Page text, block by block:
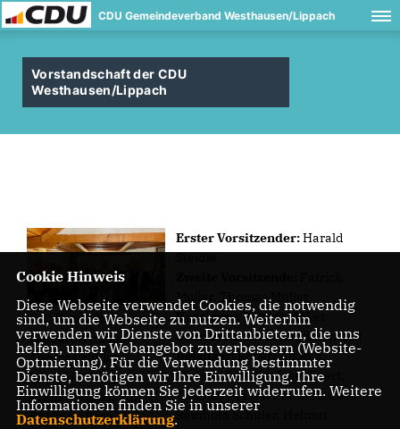
CDU Gemeindeverband Westhausen/Lippach
Vorstandschaft der CDU
Westhausen/Lippach
v. l.: Benedikt Erhard,
Helmut Wimmer,
Thomas Müller,
Winfried Krieger,
Frank Hauber, Tim
Bückner, Rose
Erster Vorsitzender:Harald
Steidle
Müller, Thomas Müller
Kassierer: Patrick Müller
Schriftführer:Benedikt Erhard
Beisitzer:Robert Allocca,
Michael Bölstler, Josef Ebert,
Thomas Graser, Frank Hauber,
Reinhold Schüler, Helmut
Cookie Hinweis
Diese Webseite verwendet Cookies, die notwendig
sind, um die Webseite zu nutzen. Weiterhin
verwenden wir Dienste von Drittanbietern, die uns
helfen, unser Webangebot zu verbessern (Website-
Optmierung). Für die Verwendung bestimmter
Dienste, benötigen wir Ihre Einwilligung. Ihre
Einwilligung können Sie jederzeit widerrufen. Weitere
Informationen finden Sie in unserer
Datenschutzerklärung.